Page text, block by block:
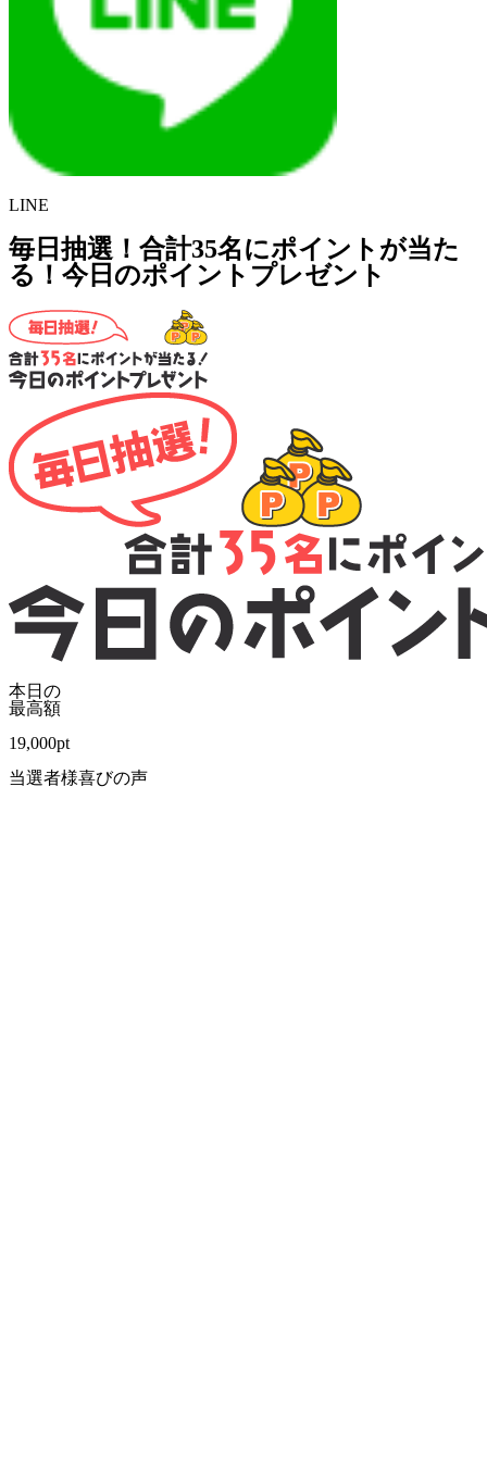
LINE
毎日抽選！合計35名にポイントが当た
る！今日のポイントプレゼント
本日の
最高額
19,000pt
当選者様喜びの声